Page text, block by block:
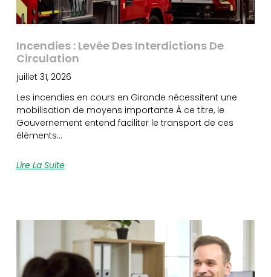
Incendies : Levée Des Interdictions De
Circulation
juillet 31, 2026
Les incendies en cours en Gironde nécessitent une
mobilisation de moyens importante À ce titre, le
Gouvernement entend faciliter le transport de ces
éléments…
Lire La Suite